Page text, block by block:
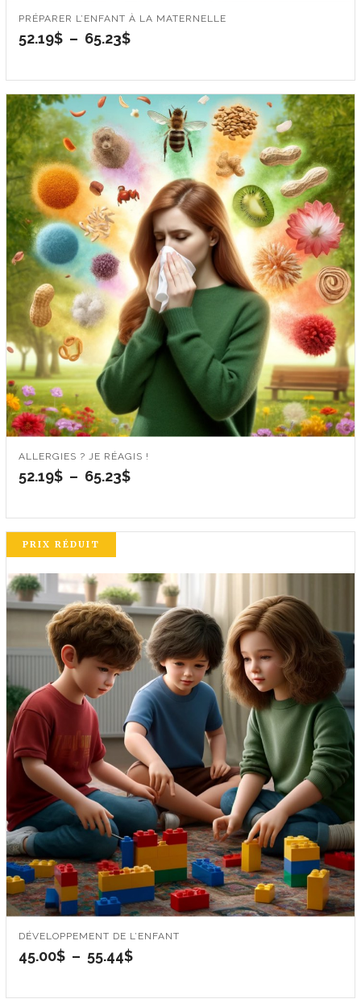
PRÉPARER L’ENFANT À LA MATERNELLE
52.19$ – 65.23$Plage
52.19$
à
65.23$
ALLERGIES ? JE RÉAGIS !
52.19$ – 65.23$Plage
52.19$
PRIX RÉDUIT
DÉVELOPPEMENT DE L’ENFANT
45.00$ – 55.44$Plage